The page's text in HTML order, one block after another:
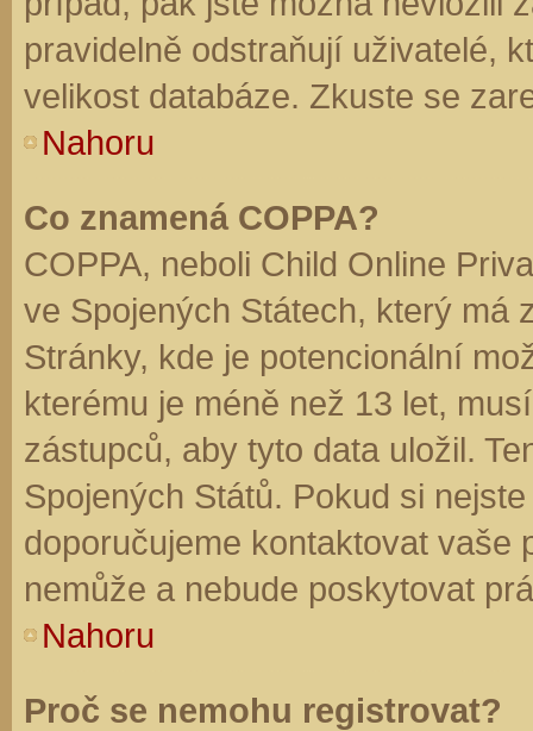
pravidelně odstraňují uživatelé,
velikost databáze. Zkuste se
Nahoru
Co znamená COPPA?
COPPA, neboli Child Online
ve Spojených Státech, který má
Stránky, kde je potencionální
kterému je méně než 13 let,
zástupců, aby tyto data uložil.
Spojených Států. Pokud si
doporučujeme kontaktovat vaše
nemůže a nebude poskytovat
Nahoru
Proč se nemohu registrovat?